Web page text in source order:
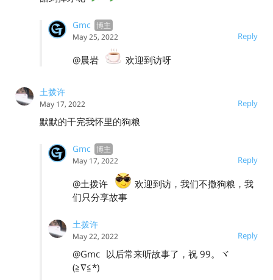
Gmc
Reply
May 25, 2022
@晨岩 欢迎到访呀
土拨许
Reply
May 17, 2022
默默的干完我怀里的狗粮
Gmc
Reply
May 17, 2022
@土拨许
欢迎到访，我们不撒狗粮，我
们只分享故事
土拨许
Reply
May 22, 2022
@Gmc 以后常来听故事了，祝 99。ヾ
(≧∇≦*) ゝ